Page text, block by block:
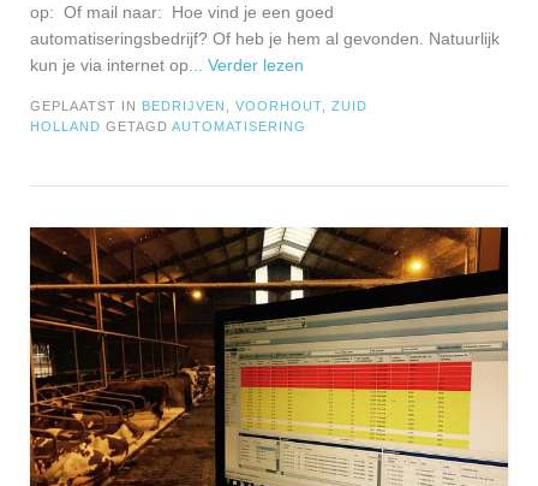
op: Of mail naar: Hoe vind je een goed
automatiseringsbedrijf? Of heb je hem al gevonden. Natuurlijk
kun je via internet op... Verder lezen
GEPLAATST IN BEDRIJVEN VOORHOUT
ZUID
HOLLAND GETAGD AUTOMATISERING